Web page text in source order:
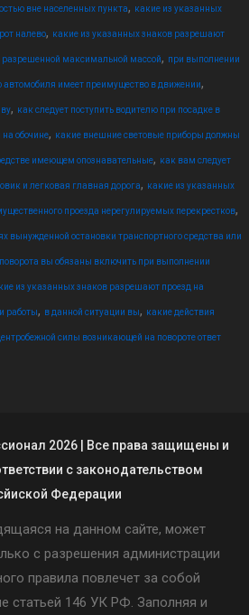
вне населенных пункта, какие из указанных
налево, какие из указанных знаков разрешают
максимальной массой, при выполнении
автомобиля имеет преимущество в движении,
, как следует поступить водителю при посадке в
обочине, какие внешние световые приборы должны
имеющем опознавательные, как вам следует
и легковая главная дорога, какие из указанных
проезда нерегулируемых перекрестков,
вынужденной остановки транспортного средства или
вы обязаны включить при выполнении
из указанных знаков разрешают проезд на
работы, в данной ситуации вы, какие действия
силы возникающей на повороте ответ
2026 | Все права защищены и
с законодательством
Федерации
на данном сайте, может
с разрешения администрации
правила повлечет за собой
статьей 146 УК РФ. Заполняя и